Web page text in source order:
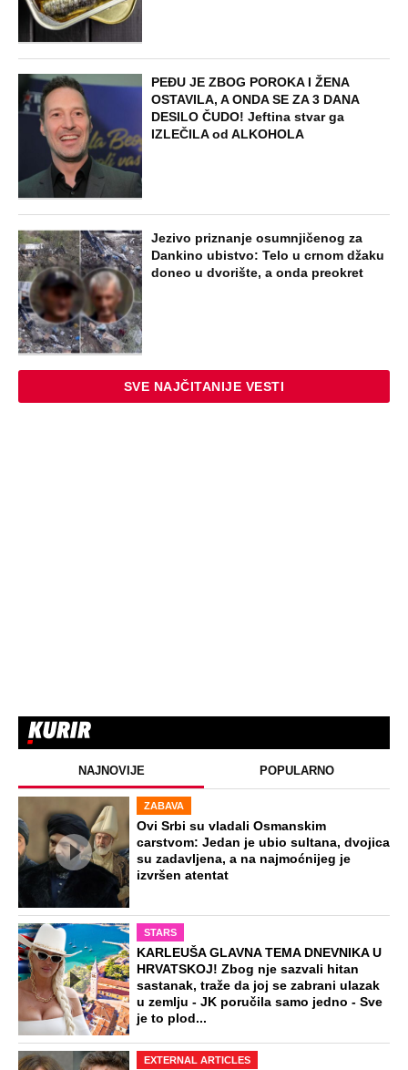
PEĐU JE ZBOG POROKA I ŽENA
OSTAVILA, A ONDA SE ZA 3 DANA
DESILO ČUDO! Jeftina stvar ga
IZLEČILA od ALKOHOLA
Jezivo priznanje osumnjičenog za
Dankino ubistvo: Telo u crnom džaku
doneo u dvorište, a onda preokret
SVE NAJČITANIJE VESTI
NAJNOVIJE POPULARNO
ZABAVA
Ovi Srbi su vladali Osmanskim
carstvom: Jedan je ubio sultana, dvojica
su zadavljena, a na najmoćnijeg je
izvršen atentat
STARS
KARLEUŠA GLAVNA TEMA DNEVNIKA U
HRVATSKOJ! Zbog nje sazvali hitan
sastanak, traže da joj se zabrani ulazak
u zemlju - JK poručila samo jedno - Sve
je to plod...
EXTERNAL ARTICLES